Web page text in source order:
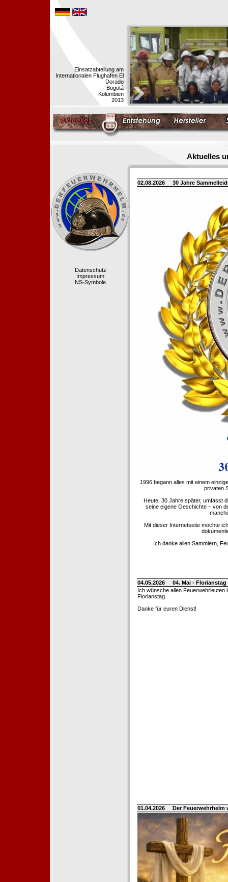
Einsatzabteilung am
Internationalen Flughafen El
Dorado
Bogotá
Kolumbien
2013
Aktuelles
Datenschutz
Impressum
NS-Symbole
02.08.2026 30 Jahre
1996 begann alles mit einem
privaten
Heute, 30 Jahre später, umfasst
seine eigene Geschichte – von
Mit dieser Internetseite möchte
Ich danke allen Sammlern,
04.05.2026
04. Mai -
Ich wünsche allen Feuerwehrleuten
Florianstag.
Danke für euren Dienst!
01.04.2026 Der